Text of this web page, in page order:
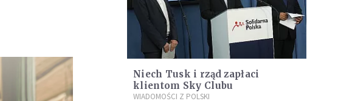
Niech Tusk i rząd zapłaci
klientom Sky Clubu
WIADOMOŚCI Z POLSKI